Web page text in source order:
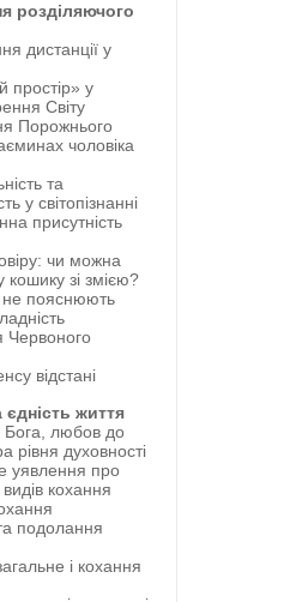
розділяючого
дистанції у
простір» у
Світу
Порожнього
чоловіка
та
у світопізнанні
присутність
чи можна
зі змією?
не пояснюють
Червоного
відстані
життя
любов до
рівня духовності
уявлення про
видів кохання
подолання
і кохання